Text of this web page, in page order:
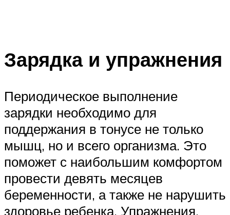
Зарядка и упражнения
Периодическое выполнение
зарядки необходимо для
поддержания в тонусе не только
мышц, но и всего организма. Это
поможет с наибольшим комфортом
провести девять месяцев
беременности, а также не нарушить
здоровье ребенка. Упражнения,